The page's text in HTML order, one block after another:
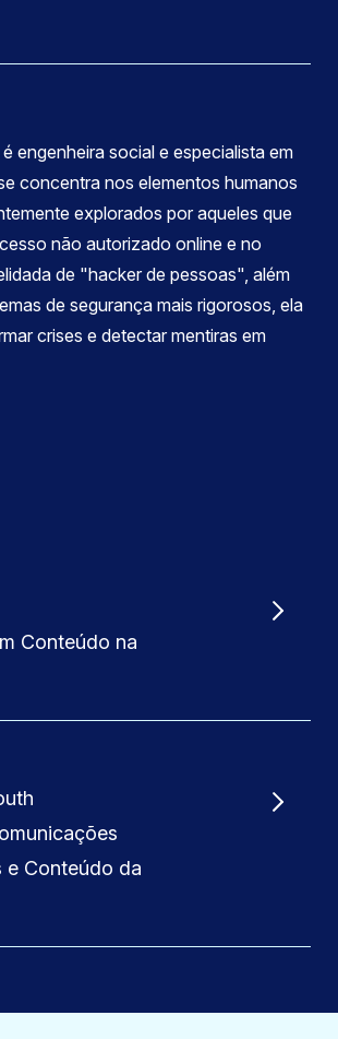
engenheira social e especialista em
concentra nos elementos humanos
explorados por aqueles que
não autorizado online e no
de "hacker de pessoas", além
de segurança mais rigorosos, ela
crises e detectar mentiras em
Conteúdo na
e Conteúdo da